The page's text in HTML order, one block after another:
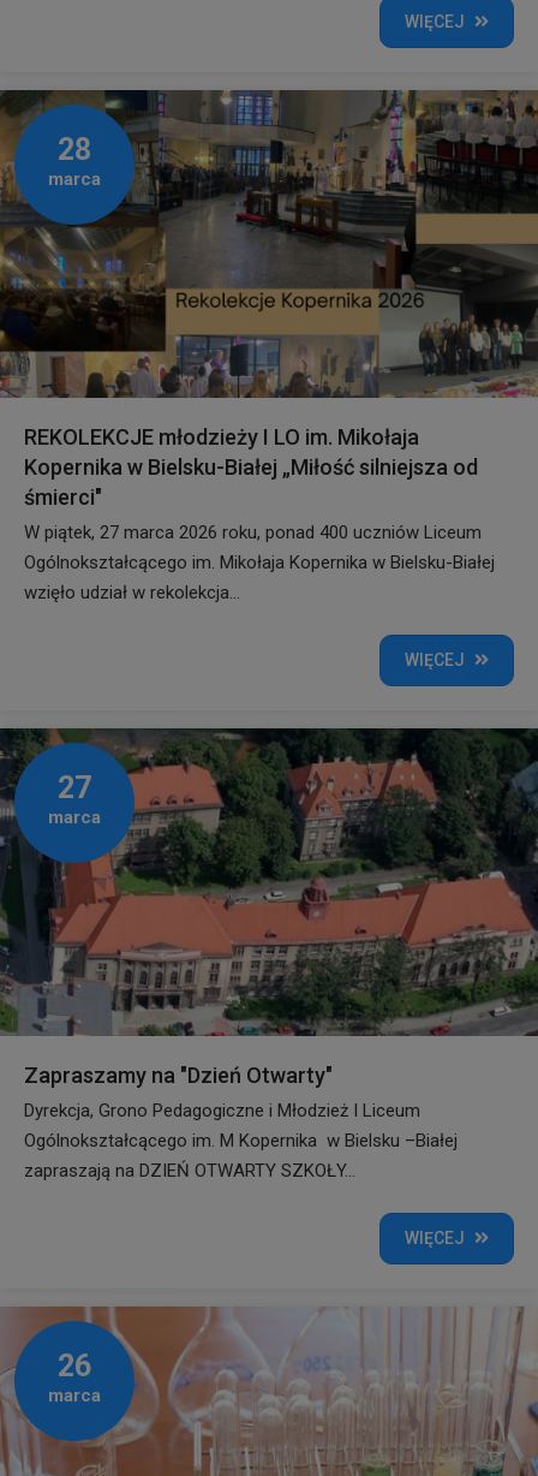
WIĘCEJ
28
marca
REKOLEKCJE młodzieży I LO im. Mikołaja
Kopernika w Bielsku-Białej „Miłość silniejsza od
śmierci"
W piątek, 27 marca 2026 roku, ponad 400 uczniów Liceum
Ogólnokształcącego im. Mikołaja Kopernika w Bielsku-Białej
wzięło udział w rekolekcja...
WIĘCEJ
27
marca
Zapraszamy na "Dzień Otwarty"
Dyrekcja, Grono Pedagogiczne i Młodzież I Liceum
Ogólnokształcącego im. M Kopernika w Bielsku –Białej
zapraszają na DZIEŃ OTWARTY SZKOŁY...
WIĘCEJ
26
marca